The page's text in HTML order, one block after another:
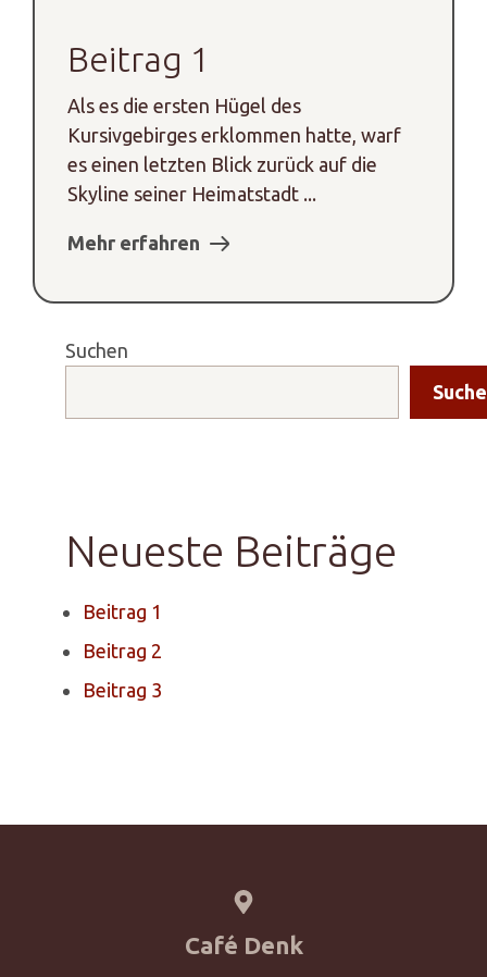
Beitrag 1
Als es die ersten Hügel des
Kursivgebirges erklommen hatte, warf
es einen letzten Blick zurück auf die
Skyline seiner Heimatstadt ...
Mehr erfahren
Suchen
Neueste Beiträge
Beitrag 1
Beitrag 2
Beitrag 3
Café Denk